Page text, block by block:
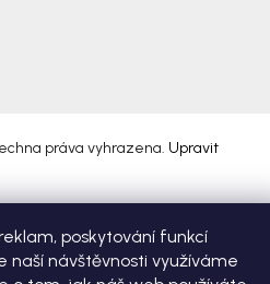
poskytování funkcí
naší návštěvnosti využíváme
práva vyhrazena. Upravit